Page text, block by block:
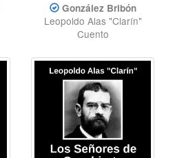
González Bribón
Leopoldo Alas "Clarín"
Cuento